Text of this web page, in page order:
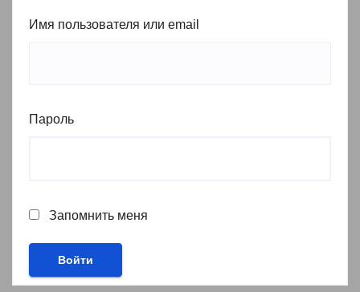
Имя пользователя или email
Пароль
Запомнить меня